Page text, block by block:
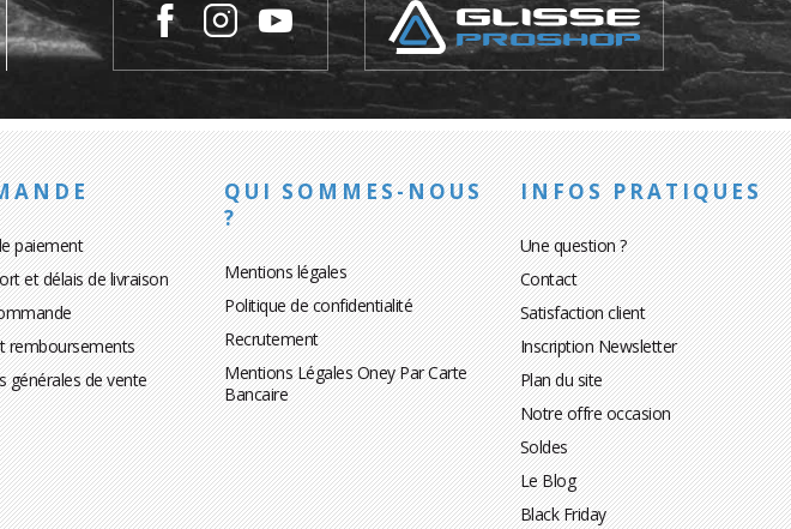
paiement
et délais de livraison
remboursements
générales de vente
QUI SOMMES-NOUS
?
Mentions légales
Politique de confidentialité
Recrutement
Mentions Légales Oney Par Carte
Bancaire
INFOS PRATIQUES
Une question ?
Contact
Satisfaction client
Inscription Newsletter
Plan du site
Notre offre occasion
Soldes
Le Blog
Black Friday